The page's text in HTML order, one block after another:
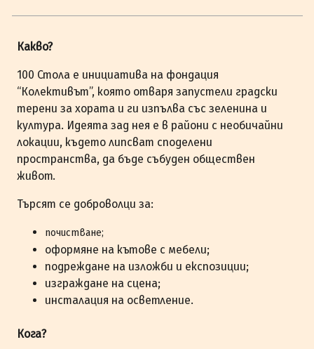
Какво?
100 Стола е инициатива на фондация
“Колективът”, която отваря запустели градски
терени за хората и ги изпълва със зеленина и
култура. Идеята зад нея е в райони с необичайни
локации, където липсват споделени
пространства, да бъде събуден обществен
живот.
Търсят се доброволци за:
почистване;
оформяне на кътове с мебели;
подреждане на изложби и експозиции;
изграждане на сцена;
инсталация на осветление.
Кога?